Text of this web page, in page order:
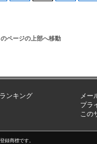
のページの上部へ移動
ンキング
メー
プラ
この
録商標です。